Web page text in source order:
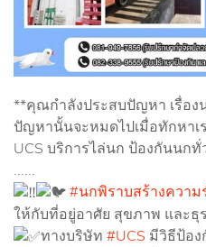
**คุณกำลังประสบปัญหา เรื่อง
ปัญหานั้นจะหมดไปเมื่อทักหาเ
UCS บริการไล่นก ป้องกันนกทั่
......
#นกพิราบสร้างความ
ให้กับที่อยู่อาศัย สุขภาพ และ
ทางบริษัท #UCS มีวิธีป้อ